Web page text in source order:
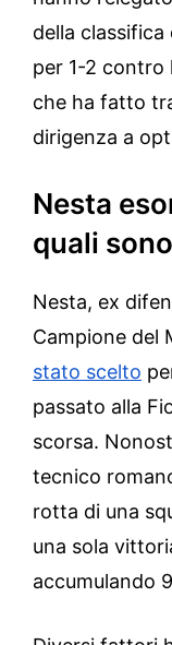
della
per 1-2 contro
che ha fatto
dirigenza a
Nesta
quali
Nesta, ex
Campione del
stato scelto
passato alla
scorsa.
tecnico
rotta di una
una sola
accumulando